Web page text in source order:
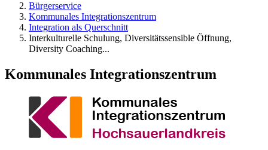
Bürgerservice
Kommunales Integrationszentrum
Integration als Querschnitt
Interkulturelle Schulung, Diversitätssensible Öffnung,
Diversity Coaching...
Kommunales Integrationszentrum